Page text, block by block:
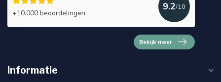
+10.000 beoordelingen
9.2/10
Bekijk meer
Informatie